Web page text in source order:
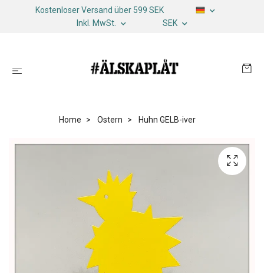
Kostenloser Versand über 599 SEK
Inkl. MwSt.
SEK
Home Ostern Huhn GELB-iver